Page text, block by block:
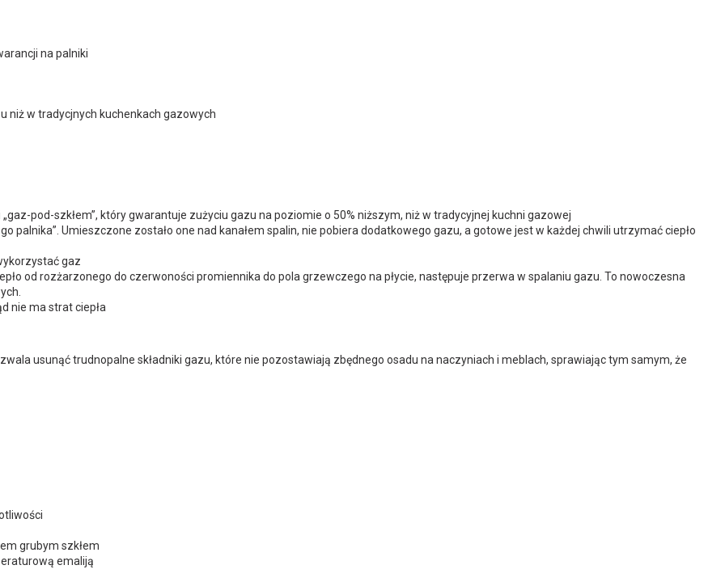
na palniki
niż w tradycjnych kuchenkach gazowych
pod-szkłem”, który gwarantuje zużyciu gazu na poziomie o 50% niższym, niż w tradycyjnej kuchni gazowej
palnika”. Umieszczone zostało one nad kanałem spalin, nie pobiera dodatkowego gazu, a gotowe jest w każdej chwili utrzymać ciepło
gaz
od rozżarzonego do czerwoności promiennika do pola grzewczego na płycie, następuje przerwa w spalaniu gazu. To nowoczesna
nie ma strat ciepła
usunąć trudnopalne składniki gazu, które nie pozostawiają zbędnego osadu na naczyniach i meblach, sprawiając tym samym, że
grubym szkłem
emaliją